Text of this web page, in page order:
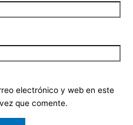
electrónico y web en este
que comente.